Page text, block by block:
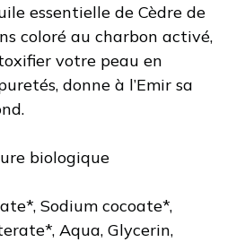
essentielle de Cèdre de
coloré au charbon activé,
votre peau en
donne à l’Emir sa
biologique
Sodium cocoate*,
Aqua, Glycerin,